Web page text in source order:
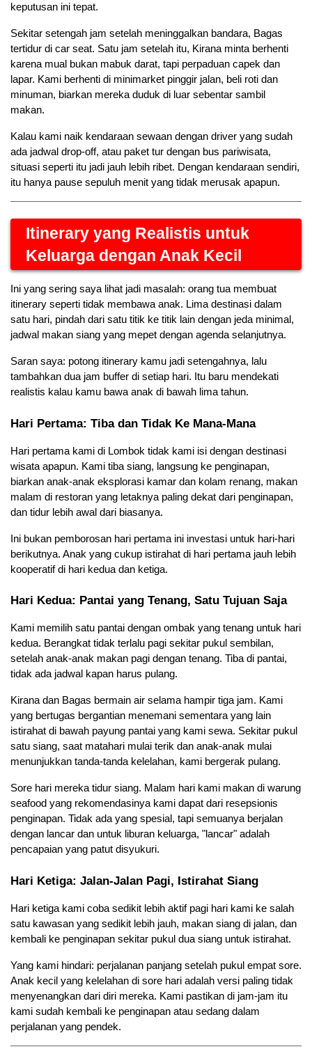
keputusan ini tepat.
Sekitar setengah jam setelah meninggalkan bandara, Bagas
tertidur di car seat. Satu jam setelah itu, Kirana minta berhenti
karena mual bukan mabuk darat, tapi perpaduan capek dan
lapar. Kami berhenti di minimarket pinggir jalan, beli roti dan
minuman, biarkan mereka duduk di luar sebentar sambil
makan.
Kalau kami naik kendaraan sewaan dengan driver yang sudah
ada jadwal drop-off, atau paket tur dengan bus pariwisata,
situasi seperti itu jadi jauh lebih ribet. Dengan kendaraan sendiri,
itu hanya pause sepuluh menit yang tidak merusak apapun.
Itinerary yang Realistis untuk
Keluarga dengan Anak Kecil
Ini yang sering saya lihat jadi masalah: orang tua membuat
itinerary seperti tidak membawa anak. Lima destinasi dalam
satu hari, pindah dari satu titik ke titik lain dengan jeda minimal,
jadwal makan siang yang mepet dengan agenda selanjutnya.
Saran saya: potong itinerary kamu jadi setengahnya, lalu
tambahkan dua jam buffer di setiap hari. Itu baru mendekati
realistis kalau kamu bawa anak di bawah lima tahun.
Hari Pertama: Tiba dan Tidak Ke Mana-Mana
Hari pertama kami di Lombok tidak kami isi dengan destinasi
wisata apapun. Kami tiba siang, langsung ke penginapan,
biarkan anak-anak eksplorasi kamar dan kolam renang, makan
malam di restoran yang letaknya paling dekat dari penginapan,
dan tidur lebih awal dari biasanya.
Ini bukan pemborosan hari pertama ini investasi untuk hari-hari
berikutnya. Anak yang cukup istirahat di hari pertama jauh lebih
kooperatif di hari kedua dan ketiga.
Hari Kedua: Pantai yang Tenang, Satu Tujuan Saja
Kami memilih satu pantai dengan ombak yang tenang untuk hari
kedua. Berangkat tidak terlalu pagi sekitar pukul sembilan,
setelah anak-anak makan pagi dengan tenang. Tiba di pantai,
tidak ada jadwal kapan harus pulang.
Kirana dan Bagas bermain air selama hampir tiga jam. Kami
yang bertugas bergantian menemani sementara yang lain
istirahat di bawah payung pantai yang kami sewa. Sekitar pukul
satu siang, saat matahari mulai terik dan anak-anak mulai
menunjukkan tanda-tanda kelelahan, kami bergerak pulang.
Sore hari mereka tidur siang. Malam hari kami makan di warung
seafood yang rekomendasinya kami dapat dari resepsionis
penginapan. Tidak ada yang spesial, tapi semuanya berjalan
dengan lancar dan untuk liburan keluarga, "lancar" adalah
pencapaian yang patut disyukuri.
Hari Ketiga: Jalan-Jalan Pagi, Istirahat Siang
Hari ketiga kami coba sedikit lebih aktif pagi hari kami ke salah
satu kawasan yang sedikit lebih jauh, makan siang di jalan, dan
kembali ke penginapan sekitar pukul dua siang untuk istirahat.
Yang kami hindari: perjalanan panjang setelah pukul empat sore.
Anak kecil yang kelelahan di sore hari adalah versi paling tidak
menyenangkan dari diri mereka. Kami pastikan di jam-jam itu
kami sudah kembali ke penginapan atau sedang dalam
perjalanan yang pendek.